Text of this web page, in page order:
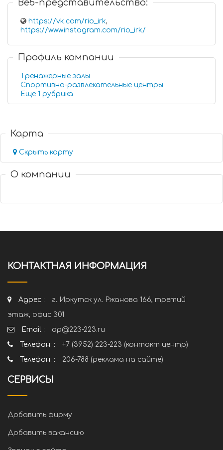
Веб-представительство:
https://vk.com/rio_irk,
https://www.instagram.com/rio_irk/
Профиль компании
Тренажерные залы
Спортивно-развлекательные центры
Еще 1 рубрика
Карта
Скрыть карту
О компании
КОНТАКТНАЯ ИНФОРМАЦИЯ
Адрес :
г. Иркутск ул. Ржанова 166, третий
этаж, офис 301
Email :
ap@223-223.ru
Телефон: :
+7 (3952) 223-223 (контакт центр)
Телефон: :
206-788 (реклама на сайте)
СЕРВИСЫ
Добавить фирму
Добавить вакансию